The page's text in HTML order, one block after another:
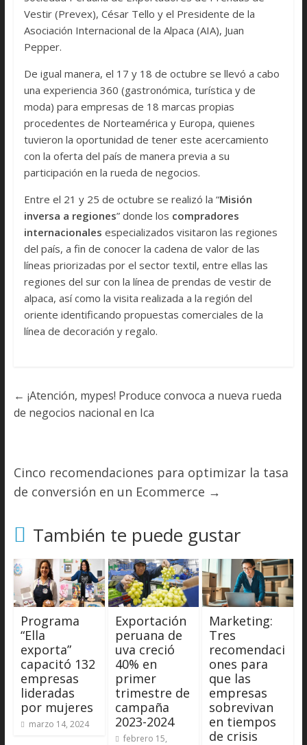
Vestir (Prevex), César Tello y el Presidente de la
Asociación Internacional de la Alpaca (AIA), Juan
Pepper.
De igual manera, el 17 y 18 de octubre se llevó a cabo
una experiencia 360 (gastronómica, turística y de
moda) para empresas de 18 marcas propias
procedentes de Norteamérica y Europa, quienes
tuvieron la oportunidad de tener este acercamiento
con la oferta del país de manera previa a su
participación en la rueda de negocios.
Entre el 21 y 25 de octubre se realizó la “Misión
inversa a regiones” donde los compradores
internacionales especializados visitaron las regiones
del país, a fin de conocer la cadena de valor de las
líneas priorizadas por el sector textil, entre ellas las
regiones del sur con la línea de prendas de vestir de
alpaca, así como la visita realizada a la región del
oriente identificando propuestas comerciales de la
línea de decoración y regalo.
← ¡Atención, mypes! Produce convoca a nueva rueda
de negocios nacional en Ica
Cinco recomendaciones para optimizar la tasa
de conversión en un Ecommerce →
También te puede gustar
Programa
“Ella
exporta”
capacitó 132
empresas
lideradas
por mujeres
marzo 14, 2024
Exportación
peruana de
uva creció
40% en
primer
trimestre de
campaña
2023-2024
febrero 15,
Marketing:
Tres
recomendaci
ones para
que las
empresas
sobrevivan
en tiempos
de crisis